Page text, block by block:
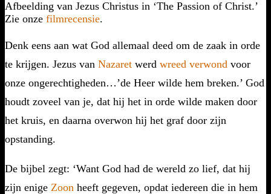
Afbeelding van Jezus Christus in ‘The Passion of Christ.’
Zie onze filmrecensie.
Denk eens aan wat God allemaal deed om de zaak in orde
te krijgen. Jezus van Nazaret werd wreed verwond voor
onze ongerechtigheden…’de Heer wilde hem breken.’ God
houdt zoveel van je, dat hij het in orde wilde maken door
het kruis, en daarna overwon hij het graf door zijn
opstanding.
De bijbel zegt: ‘Want God had de wereld zo lief, dat hij
zijn enige Zoon heeft gegeven, opdat iedereen die in hem